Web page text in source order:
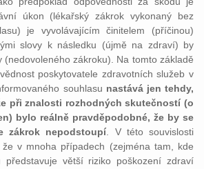
úkon (lékařský zákrok vykonaný bez
je vyvolávajícím činitelem (příčinou)
slovy k následku (újmě na zdraví) by
(nedovoleného zákroku). Na tomto základě
poskytovatele zdravotních služeb v
souhlasu nastává jen tehdy,
při znalosti rozhodných skutečností (o
bylo reálně pravděpodobné, že by se
zákrok nepodstoupí . V této souvislosti
v mnoha případech (zejména tam, kde
představuje větší riziko poškození zdraví